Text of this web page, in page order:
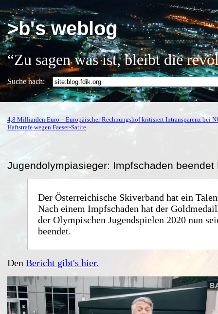
>b's weblog
“Zu sagen was ist, bleibt die
Suche nach:
4,8 Milliarden Euro – Europäischer Rechnungshof kritisiert Intransparenz bei
Haftstrafe wegen Faeser-Satire
Jugendolympiasieger: Impfschaden beendet
Der Österreichische Skiverband hat ein
Nach einem Impfschaden hat der
der Olympischen Jugendspielen 2020 nun
beendet.
Den Bericht gibt's hier.